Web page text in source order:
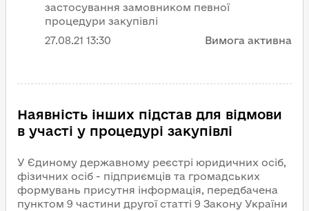
застосування замовником певної
процедури закупівлі
27.08.21 13:30 Вимога активна
Наявність інших підстав для відмови
в участі у процедурі закупівлі
У Єдиному державному реєстрі юридичних осіб,
фізичних осіб - підприємців та громадських
формувань присутня інформація, передбачена
пунктом 9 частини другої статті 9 Закону України